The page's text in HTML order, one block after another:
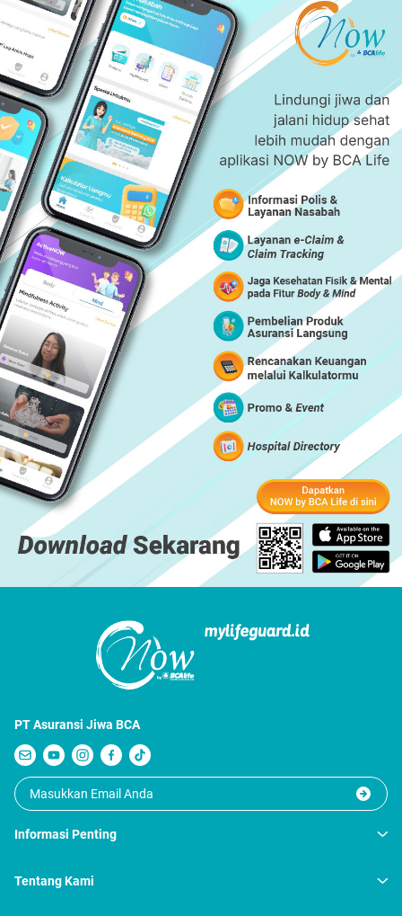
PT Asuransi Jiwa BCA
Informasi Penting
Tentang Kami